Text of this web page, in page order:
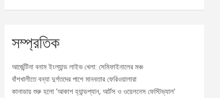
সম্প্রতিক
আর্জেন্টিনা বনাম ইংল্যান্ড লাইভ খেলা: সেমিফাইনালের মঞ্চ
বাঁশখালীতে বন্যা দুর্গতদের পাশে মানবতার ফেরিওয়ালারা
কানাডায় শুরু হলো ‘আকাশ হ্যান্ডপ্যান, আর্টস ও ওয়েলনেস ফেস্টিভ্যাল’